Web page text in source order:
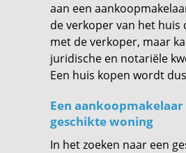
aan een
de verkoper van het
met de verkoper, maar
juridische en notariële
Een huis kopen wordt
Een
geschikte woning
In het zoeken naar een